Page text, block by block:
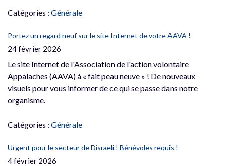
Catégories : Générale
Portez un regard neuf sur le site Internet de votre AAVA !
24 février 2026
Le site Internet de l'Association de l'action volontaire
Appalaches (AAVA) à « fait peau neuve » ! De nouveaux
visuels pour vous informer de ce qui se passe dans notre
organisme.
Catégories : Générale
Urgent pour le secteur de Disraeli ! Bénévoles requis !
4 février 2026